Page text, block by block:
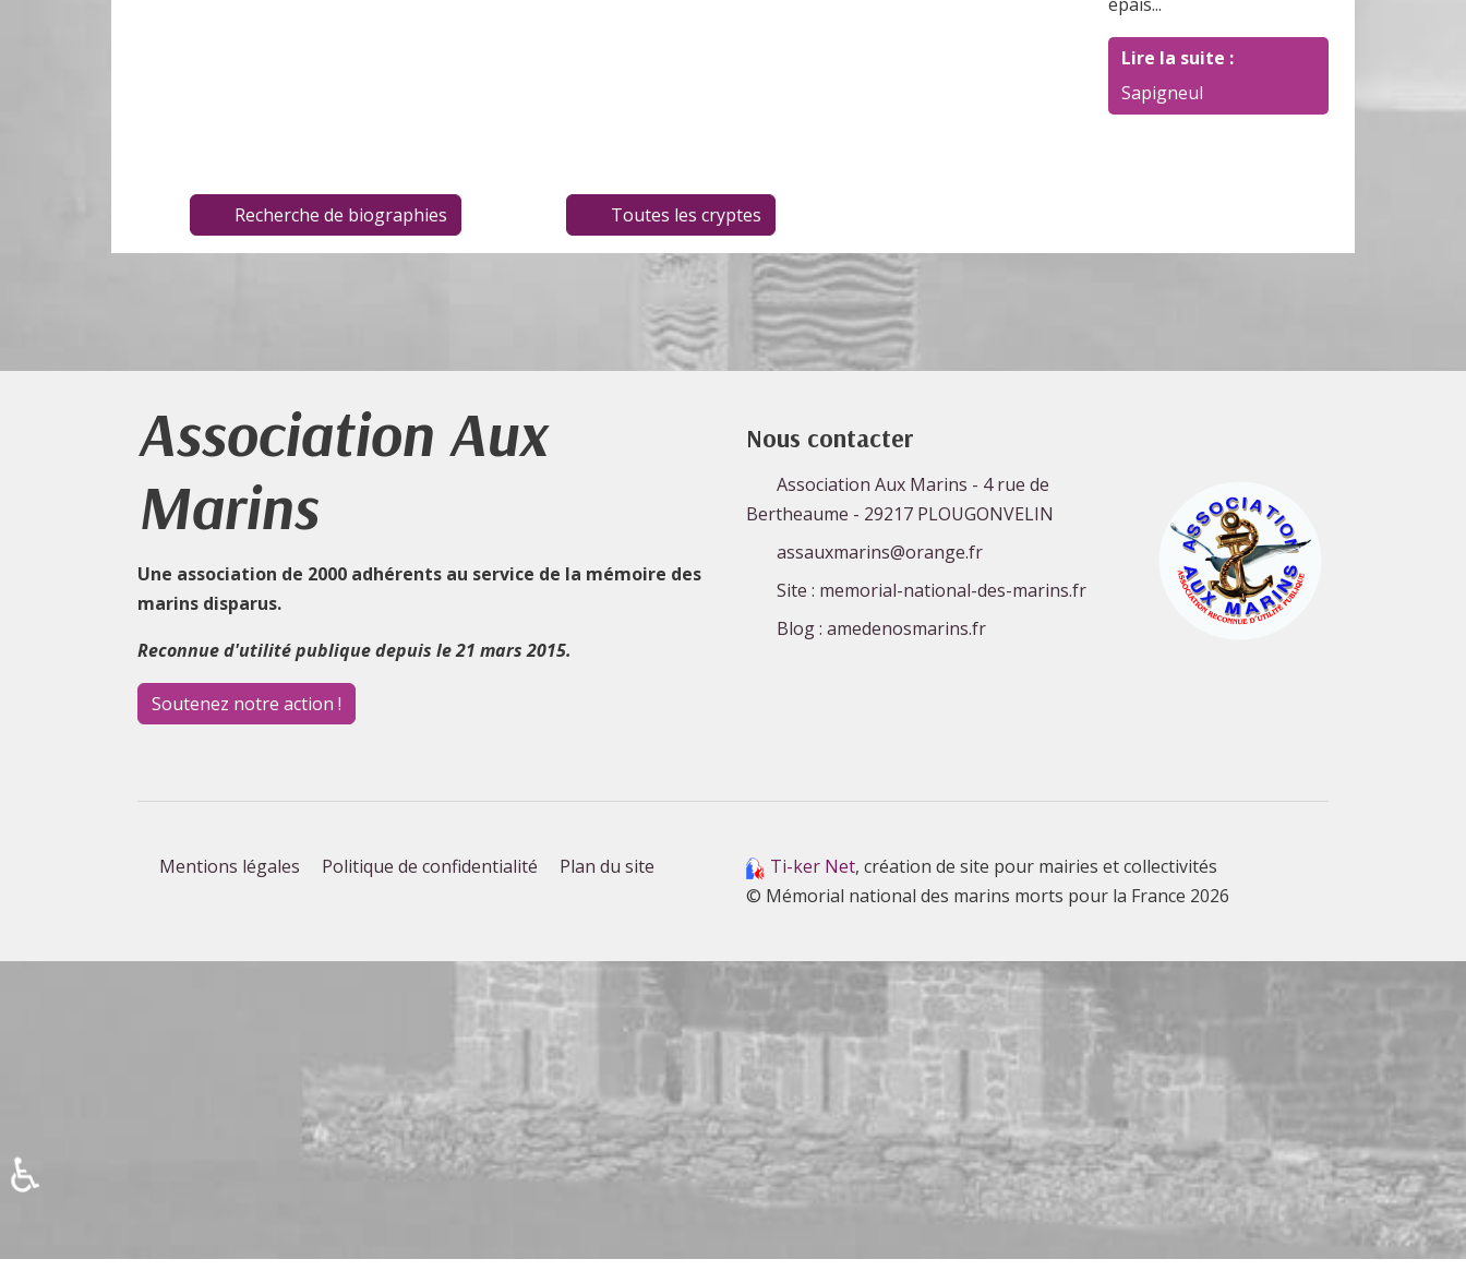
Lire la suite :
Sapigneul
Recherche de biographies Toutes les cryptes
Association Aux
Marins
Une association de 2000 adhérents au service de la mémoire des
marins disparus.
Reconnue d'utilité publique depuis le 21 mars 2015.
Soutenez notre action !
Nous contacter
Association Aux Marins - 4 rue de
Bertheaume - 29217 PLOUGONVELIN
assauxmarins@orange.fr
Site : memorial-national-des-marins.fr
Blog : amedenosmarins.fr
Mentions légales Politique de confidentialité Plan du site Ti-ker Net, création de site pour mairies et collectivités
© Mémorial national des marins morts pour la France 2026